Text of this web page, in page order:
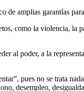
amplias garantías
como la violencia,
al poder, a la
pues no se trata
desempleo,